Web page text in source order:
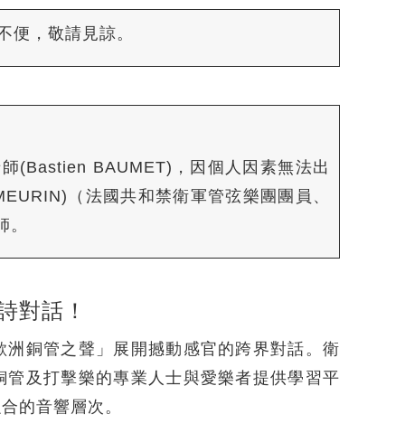
，敬請見諒。
(Bastien BAUMET)，因個人因素無法出
（法國共和禁衛軍管弦樂團團員、
對話！
銅管之聲」展開撼動感官的跨界對話。衛
及打擊樂的專業人士與愛樂者提供學習平
的音響層次。